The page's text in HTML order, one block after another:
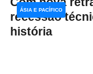
recessão
história
ÁSIA E PACÍFICO